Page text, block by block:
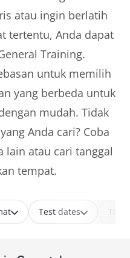
atau ingin berlatih
tertentu, Anda dapat
Training.
untuk memilih
yang berbeda untuk
mudah. Tidak
Anda cari? Coba
lain atau cari tanggal
tempat.
Test dates